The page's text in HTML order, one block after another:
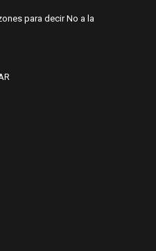
para decir No a la